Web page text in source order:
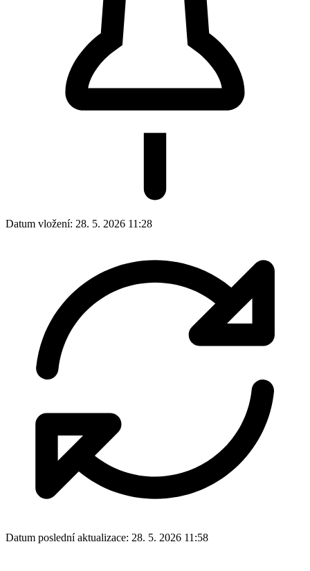
Datum vložení: 28. 5. 2026 11:28
Datum poslední aktualizace: 28. 5. 2026 11:58